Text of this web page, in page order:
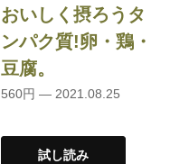
おいしく摂ろうタ
ンパク質!卵・鶏・
豆腐。
560円 — 2021.08.25
試し読み